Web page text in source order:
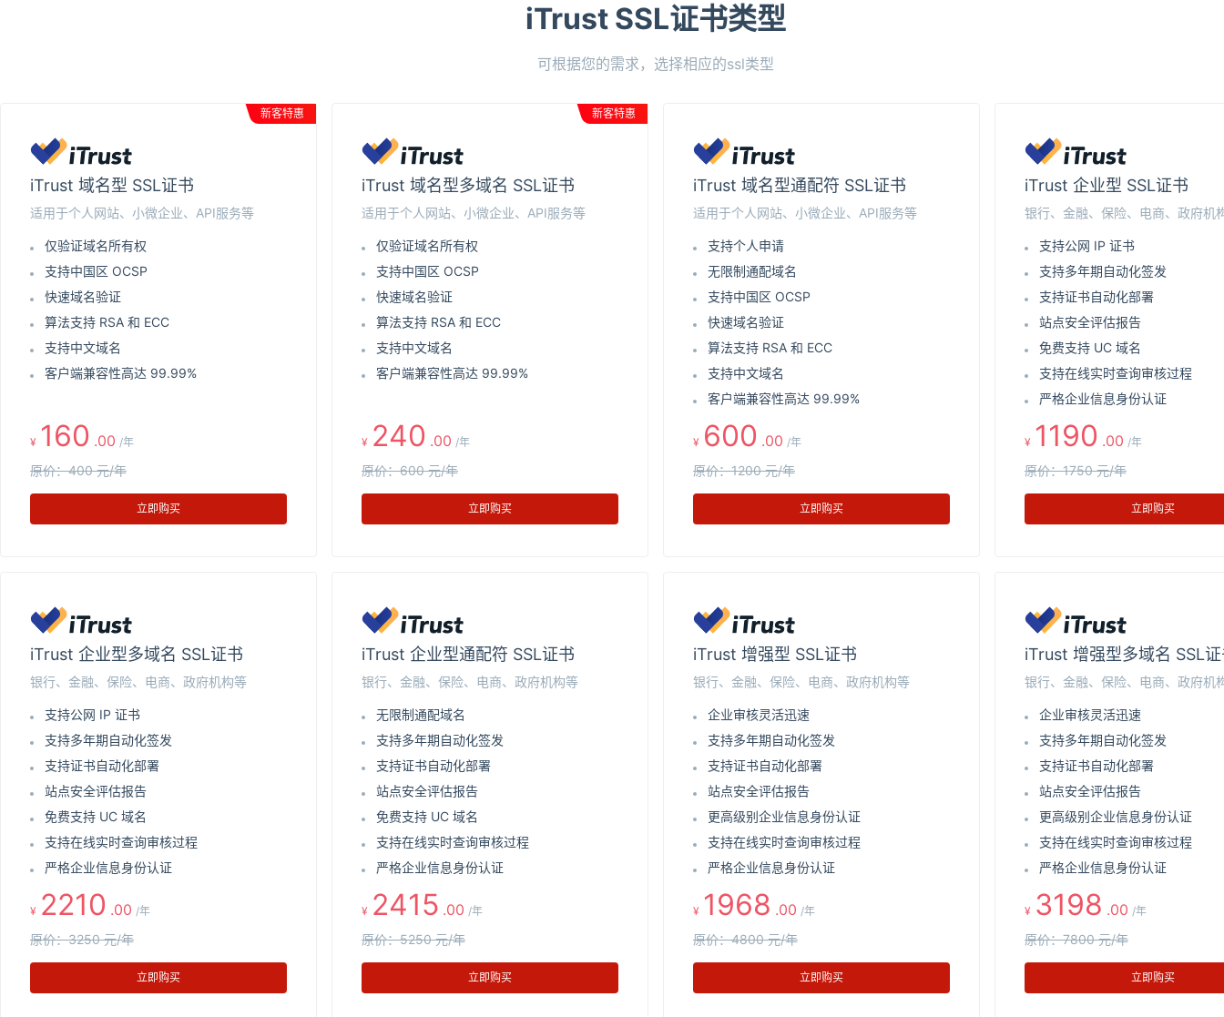
iTrust SSL证书类型
可根据您的需求，选择相应的ssl类型
新客特惠
iTrust 域名型 SSL证书
适用于个人网站、小微企业、API服务等
仅验证域名所有权
支持中国区 OCSP
快速域名验证
算法支持 RSA 和 ECC
支持中文域名
客户端兼容性高达 99.99%
¥ 160 .00 /年
原价：400 元/年
立即购买
新客特惠
iTrust 域名型多域名 SSL证书
适用于个人网站、小微企业、API服务等
仅验证域名所有权
支持中国区 OCSP
快速域名验证
算法支持 RSA 和 ECC
支持中文域名
客户端兼容性高达 99.99%
¥ 240 .00 /年
原价：600 元/年
立即购买
iTrust 域名型通配符 SSL证书
适用于个人网站、小微企业、API服务等
支持个人申请
无限制通配域名
支持中国区 OCSP
快速域名验证
算法支持 RSA 和 ECC
支持中文域名
客户端兼容性高达 99.99%
¥ 600 .00 /年
原价：1200 元/年
立即购买
iTrust 企业型 SSL证书
银行、金融、保险、电商、政府机
支持公网 IP 证书
支持多年期自动化签发
支持证书自动化部署
站点安全评估报告
免费支持 UC 域名
支持在线实时查询审核过程
严格企业信息身份认证
¥ 1190 .00 /年
原价：1750 元/年
立即购买
iTrust 企业型多域名 SSL证书
银行、金融、保险、电商、政府机构等
支持公网 IP 证书
支持多年期自动化签发
支持证书自动化部署
站点安全评估报告
免费支持 UC 域名
支持在线实时查询审核过程
严格企业信息身份认证
¥ 2210 .00 /年
原价：3250 元/年
立即购买
iTrust 企业型通配符 SSL证书
银行、金融、保险、电商、政府机构等
无限制通配域名
支持多年期自动化签发
支持证书自动化部署
站点安全评估报告
免费支持 UC 域名
支持在线实时查询审核过程
严格企业信息身份认证
¥ 2415 .00 /年
原价：5250 元/年
立即购买
iTrust 增强型 SSL证书
银行、金融、保险、电商、政府机构等
企业审核灵活迅速
支持多年期自动化签发
支持证书自动化部署
站点安全评估报告
更高级别企业信息身份认证
支持在线实时查询审核过程
严格企业信息身份认证
¥ 1968 .00 /年
原价：4800 元/年
立即购买
iTrust 增强型多域名 SSL
银行、金融、保险、电商、政府机
企业审核灵活迅速
支持多年期自动化签发
支持证书自动化部署
站点安全评估报告
更高级别企业信息身份认证
支持在线实时查询审核过程
严格企业信息身份认证
¥ 3198 .00 /年
原价：7800 元/年
立即购买